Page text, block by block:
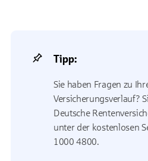
Tipp:
Sie haben Fragen zu
Versicherungsverlauf?
Deutsche
unter der kostenlosen
1000 4800.